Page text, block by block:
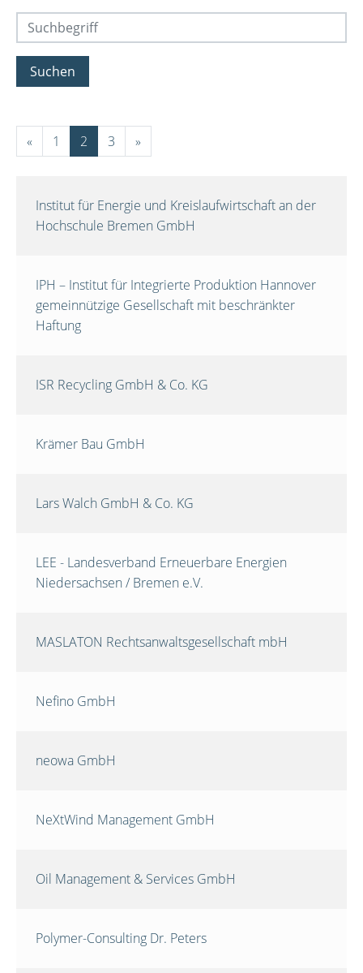
Suchen
« 1 2 3 »
Institut für Energie und Kreislaufwirtschaft an der
Hochschule Bremen GmbH
IPH – Institut für Integrierte Produktion Hannover
gemeinnützige Gesellschaft mit beschränkter
Haftung
ISR Recycling GmbH & Co. KG
Krämer Bau GmbH
Lars Walch GmbH & Co. KG
LEE - Landesverband Erneuerbare Energien
Niedersachsen / Bremen e.V.
MASLATON Rechtsanwaltsgesellschaft mbH
Nefino GmbH
neowa GmbH
NeXtWind Management GmbH
Oil Management & Services GmbH
Polymer-Consulting Dr. Peters